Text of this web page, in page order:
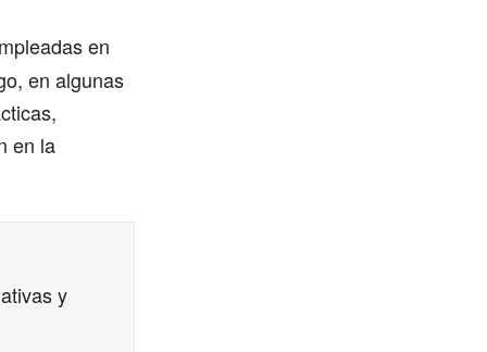
en
en algunas
en la
y